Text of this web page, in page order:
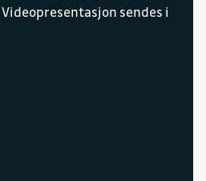
sendes i